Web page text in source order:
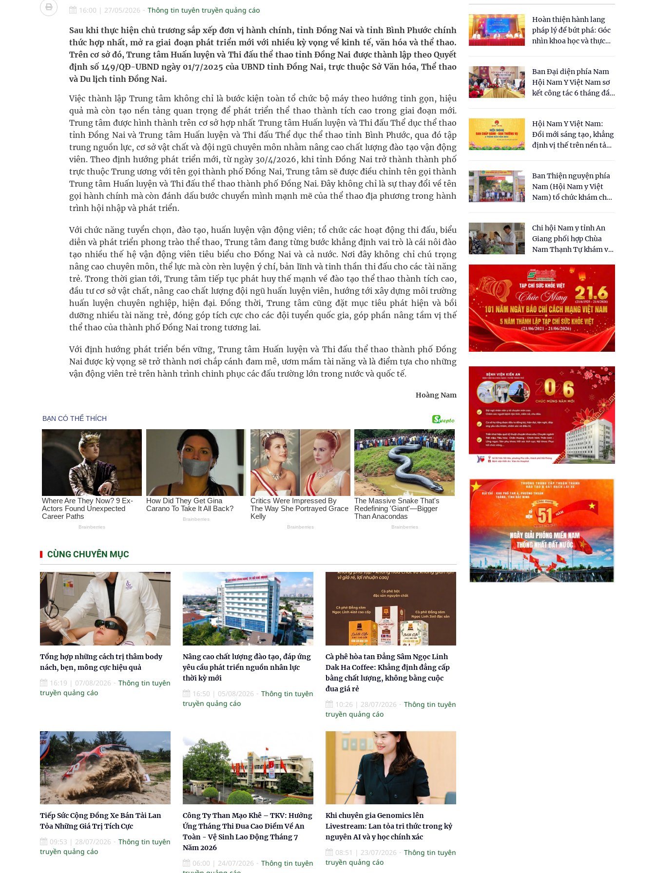
Nhiều lợi thế để nâng chất lượng y tế
Vương Thành Công: Khi việc học bắt đầu từ trải nghiệm thực tế
Tầm soát sớm ung thư vú giúp cứu sống hàng nghìn phụ nữ mỗi năm
Giải pháp nâng cao thị lực thời hiện đại
16:00 | 27/05/2026 Thông tin tuyên truyền quảng cáo
Sau khi thực hiện chủ trương sắp xếp đơn vị hành chính, tỉnh Đồng Nai và tỉnh Bình Phước chính
thức hợp nhất, mở ra giai đoạn phát triển mới với nhiều kỳ vọng về kinh tế, văn hóa và thể thao.
Trên cơ sở đó, Trung tâm Huấn luyện và Thi đấu thể thao tỉnh Đồng Nai được thành lập theo Quyết
định số 149/QĐ-UBND ngày 01/7/2025 của UBND tỉnh Đồng Nai, trực thuộc Sở Văn hóa, Thể thao
và Du lịch tỉnh Đồng Nai.
Việc thành lập Trung tâm không chỉ là bước kiện toàn tổ chức bộ máy theo hướng tinh gọn, hiệu
quả mà còn tạo nền tảng quan trọng để phát triển thể thao thành tích cao trong giai đoạn mới.
Trung tâm được hình thành trên cơ sở hợp nhất Trung tâm Huấn luyện và Thi đấu Thể dục thể thao
tỉnh Đồng Nai và Trung tâm Huấn luyện và Thi đấu Thể dục thể thao tỉnh Bình Phước, qua đó tập
trung nguồn lực, cơ sở vật chất và đội ngũ chuyên môn nhằm nâng cao chất lượng đào tạo vận động
viên. Theo định hướng phát triển mới, từ ngày 30/4/2026, khi tỉnh Đồng Nai trở thành thành phố
trực thuộc Trung ương với tên gọi thành phố Đồng Nai, Trung tâm sẽ được điều chỉnh tên gọi thành
Trung tâm Huấn luyện và Thi đấu thể thao thành phố Đồng Nai. Đây không chỉ là sự thay đổi về tên
gọi hành chính mà còn đánh dấu bước chuyển mình mạnh mẽ của thể thao địa phương trong hành
trình hội nhập và phát triển.
Với chức năng tuyển chọn, đào tạo, huấn luyện vận động viên; tổ chức các hoạt động thi đấu, biểu
diễn và phát triển phong trào thể thao, Trung tâm đang từng bước khẳng định vai trò là cái nôi đào
tạo nhiều thế hệ vận động viên tiêu biểu cho Đồng Nai và cả nước. Nơi đây không chỉ chú trọng
nâng cao chuyên môn, thể lực mà còn rèn luyện ý chí, bản lĩnh và tinh thần thi đấu cho các tài năng
trẻ. Trong thời gian tới, Trung tâm tiếp tục phát huy thế mạnh về đào tạo thể thao thành tích cao,
đầu tư cơ sở vật chất, nâng cao chất lượng đội ngũ huấn luyện viên, hướng tới xây dựng môi trường
huấn luyện chuyên nghiệp, hiện đại. Đồng thời, Trung tâm cũng đặt mục tiêu phát hiện và bồi
dưỡng nhiều tài năng trẻ, đóng góp tích cực cho các đội tuyển quốc gia, góp phần nâng tầm vị thế
thể thao của thành phố Đồng Nai trong tương lai.
Với định hướng phát triển bền vững, Trung tâm Huấn luyện và Thi đấu thể thao thành phố Đồng
Nai được kỳ vọng sẽ trở thành nơi chắp cánh đam mê, ươm mầm tài năng và là điểm tựa cho những
vận động viên trẻ trên hành trình chinh phục các đấu trường lớn trong nước và quốc tế.
Hoàng Nam
CÙNG CHUYÊN MỤC
Tổng hợp những cách trị thâm body
nách, bẹn, mông cực hiệu quả
16:19 | 07/08/2026
Thông tin tuyên
truyền quảng cáo
Nâng cao chất lượng đào tạo, đáp ứng
yêu cầu phát triển nguồn nhân lực
thời kỳ mới
16:50 | 05/08/2026
Thông tin tuyên
truyền quảng cáo
Cà phê hòa tan Đẳng Sâm Ngọc Linh
Dak Ha Coffee: Khẳng định đẳng cấp
bằng chất lượng, không bằng cuộc
đua giá rẻ
10:26 | 28/07/2026
Thông tin tuyên
truyền quảng cáo
Tiếp Sức Cộng Đồng Xe Bán Tải Lan
Tỏa Những Giá Trị Tích Cực
09:53 | 28/07/2026
Thông tin tuyên
truyền quảng cáo
Công Ty Than Mạo Khê – TKV: Hưởng
Ứng Tháng Thi Đua Cao Điểm Về An
Toàn - Vệ Sinh Lao Động Tháng 7
Năm 2026
06:00 | 24/07/2026
Thông tin tuyên
Khi chuyên gia Genomics lên
Livestream: Lan tỏa tri thức trong kỷ
nguyên AI và y học chính xác
08:51 | 23/07/2026
Thông tin tuyên
truyền quảng cáo
Hoàn thiện hành lang
pháp lý để bứt phá: Góc
nhìn khoa học và thực
cho Luật Y dược cổ
truyền Việt Nam"
Ban Đại diện phía Nam
Hội Nam Y Việt Nam sơ
kết công tác 6 tháng đầu
Hội Nam Y Việt Nam:
Đổi mới sáng tạo, khẳng
định vị thế trên nền tảng
Ban Thiện nguyện phía
Nam (Hội Nam y Việt
Nam) tổ chức khám chữa
dân tại xã Tân Tập
Chi hội Nam y tỉnh An
Giang phối hợp Chùa
Nam Thạnh Tự khám và
nhân dân